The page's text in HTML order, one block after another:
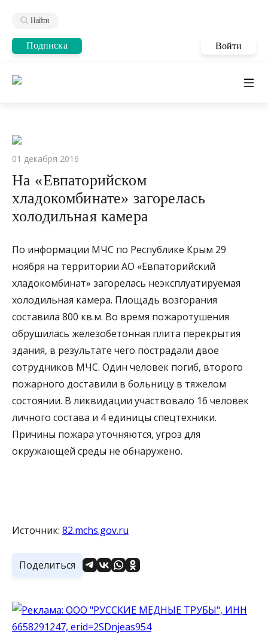
Найти
Подписка Войти
01 декабря 2016
На «Евпаторийском
хладокомбинате» загорелась
холодильная камера
По информации МЧС по Республике Крым 29
ноября на территории АО «Евпаторийский
хладокомбинат» загорелась неэксплуатируемая
холодильная камера. Площадь возгорания
составила 800 кв.м. Во время пожаротушения
обрушилась железобетонная плита перекрытия
здания, в результате чего пострадали двое
сотрудников МЧС. Один человек погиб, второго
пожарного доставили в больницу в тяжелом
состоянии. В ликвидации участвовало 16 человек
личного состава и 4 единицы спецтехники.
Причины пожара уточняются, угроз для
окружающей среды не обнаружено.
Источник: 82.mchs.gov.ru
Поделиться